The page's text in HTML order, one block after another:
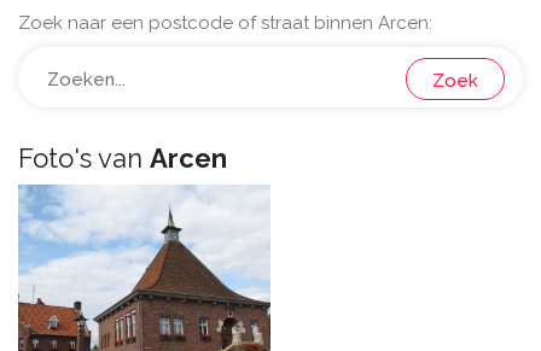
Zoek naar een postcode of straat binnen Arcen:
Zoek
Foto's van Arcen